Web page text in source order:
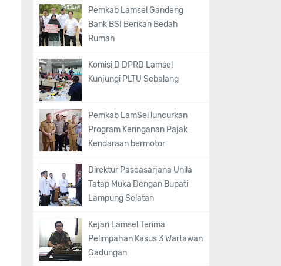
Pemkab Lamsel Gandeng
Bank BSI Berikan Bedah
Rumah
Komisi D DPRD Lamsel
Kunjungi PLTU Sebalang
Pemkab LamSel luncurkan
Program Keringanan Pajak
Kendaraan bermotor
Direktur Pascasarjana Unila
Tatap Muka Dengan Bupati
Lampung Selatan
Kejari Lamsel Terima
Pelimpahan Kasus 3 Wartawan
Gadungan